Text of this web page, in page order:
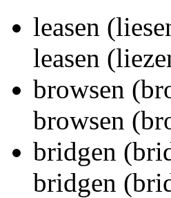
leasen
leasen
browsen
browsen
bridgen
bridgen